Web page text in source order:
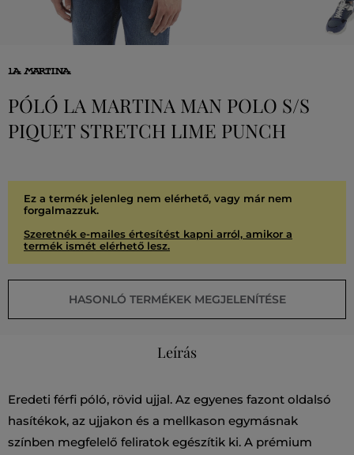
PÓLÓ LA MARTINA MAN POLO S/S
PIQUET STRETCH LIME PUNCH
Ez a termék jelenleg nem elérhető, vagy már nem
forgalmazzuk.
Szeretnék e-mailes értesítést kapni arról, amikor a
termék ismét elérhető lesz.
HASONLÓ TERMÉKEK MEGJELENÍTÉSE
Leírás
Eredeti férfi póló, rövid ujjal. Az egyenes fazont oldalsó
hasítékok, az ujjakon és a mellkason egymásnak
színben megfelelő feliratok egészítik ki. A prémium